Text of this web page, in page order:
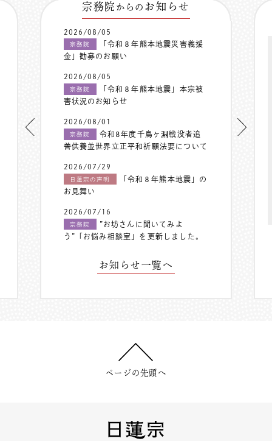
宗務院 からの お知らせ
2026/08/05
宗務院
「令和８年熊本地震災害義援
金」勧募のお願い
2026/08/05
宗務院
「令和８年熊本地震」本宗被
害状況のお知らせ
2026/08/01
宗務院
令和8年度千鳥ヶ淵戦没者追
善供養並世界立正平和祈願法要について
2026/07/29
日蓮宗の声明
「令和８年熊本地震」の
お見舞い
2026/07/16
宗務院
”お坊さんに聞いてみよ
う”「お悩み相談室」を更新しました。
お知らせ一覧へ
ページの先頭へ